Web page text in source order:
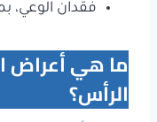
فقدان الوعي،
ما هي أعراض
الرأس؟